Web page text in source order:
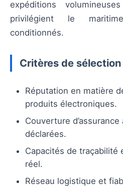
expéditions
privilégient le
conditionnés.
Critères de
Réputation en matière
produits électroniques.
Couverture
déclarées.
Capacités de traçabilité
réel.
Réseau logistique et